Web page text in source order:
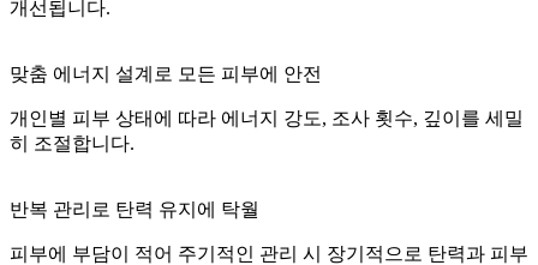
개선됩니다.
맞춤 에너지 설계로 모든 피부에 안전
개인별 피부 상태에 따라 에너지 강도, 조사 횟수, 깊이를 세밀
히 조절합니다.
반복 관리로 탄력 유지에 탁월
피부에 부담이 적어 주기적인 관리 시 장기적으로 탄력과 피부